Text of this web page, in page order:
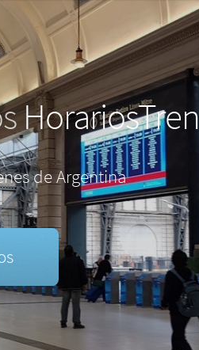
HorariosTren
de Argentina